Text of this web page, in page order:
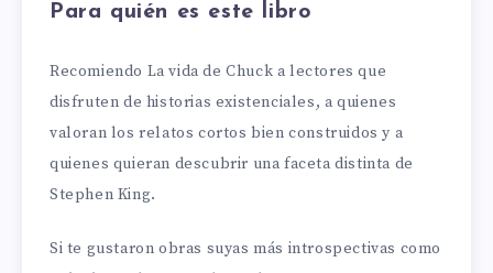
Para quién es este libro
Recomiendo La vida de Chuck a lectores que
disfruten de historias existenciales, a quienes
valoran los relatos cortos bien construidos y a
quienes quieran descubrir una faceta distinta de
Stephen King.
Si te gustaron obras suyas más introspectivas como